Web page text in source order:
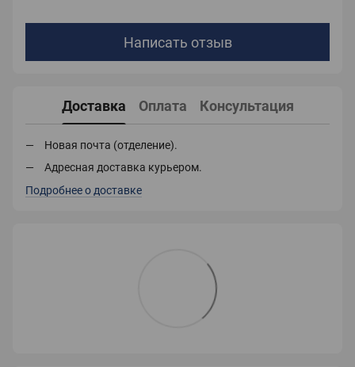
Написать отзыв
Доставка Оплата Консультация
Новая почта (отделение).
Адресная доставка курьером.
Подробнее о доставке